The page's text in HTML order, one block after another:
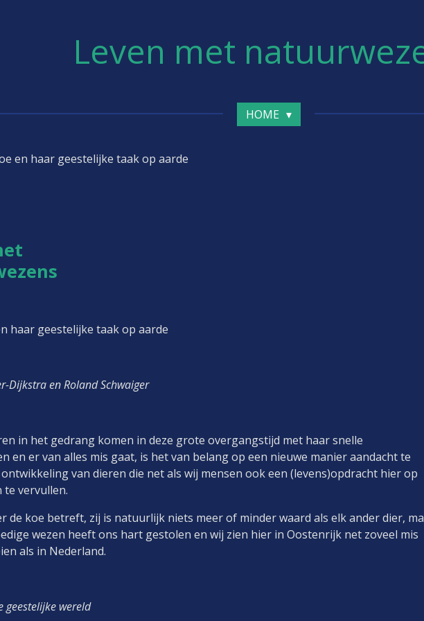
Leven met
HOME
en haar geestelijke taak op aarde
haar geestelijke taak op aarde
Dijkstra en Roland Schwaiger
in het gedrang komen in deze grote overgangstijd met haar snelle
en er van alles mis gaat, is het van belang op een nieuwe manier aandacht te
van dieren die net als wij mensen ook een (levens)opdracht hier op
hebben te vervullen.
de koe betreft, zij is natuurlijk niets meer of minder waard als elk ander dier,
wezen heeft ons hart gestolen en wij zien hier in Oostenrijk net zoveel mis
als in Nederland.
uit de geestelijke wereld